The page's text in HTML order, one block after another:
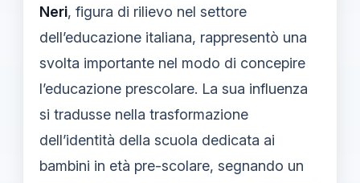
Neri, figura di rilievo nel settore
dell’educazione italiana, rappresentò una
svolta importante nel modo di concepire
l’educazione prescolare. La sua influenza
si tradusse nella trasformazione
dell’identità della scuola dedicata ai
bambini in età pre-scolare, segnando un